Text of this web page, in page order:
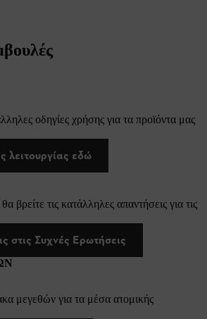
οδηγίες χρήσης για τα προϊόντα μας
λειτουργίας εδώ
βρείτε τις κατάλληλες απαντήσεις για τις
στις Συχνές Ερωτήσεις
μεγεθών για τα μέσα ατομικής